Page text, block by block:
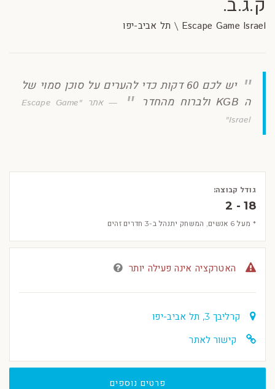
ק.ג.ב.
Escape Game Israel \ תל אביב-יפו
יש לכם 60 דקות כדי להערים על סוכן סמוי של
ה KGB ולברוח מהחדר
אתר "Escape Game
Israel"
גודל קבוצה:
2 - 18
* מעל 6 אנשים, המשחק יתנהל ב-3 חדרים זהים
האטרקציה אינה פעילה יותר
קרליבך 3, תל אביב-יפו
קישור לאתר
פרטים נוספים